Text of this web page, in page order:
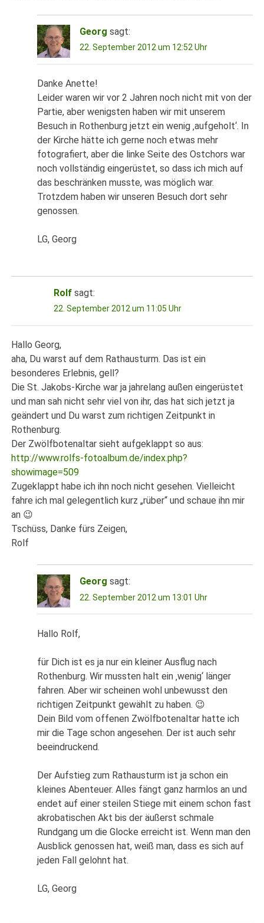
Georg sagt:
22. September 2012 um 12:52 Uhr
Danke Anette!
Leider waren wir vor 2 Jahren noch nicht mit von der
Partie, aber wenigsten haben wir mit unserem
Besuch in Rothenburg jetzt ein wenig ‚aufgeholt‘. In
der Kirche hätte ich gerne noch etwas mehr
fotografiert, aber die linke Seite des Ostchors war
noch vollständig eingerüstet, so dass ich mich auf
das beschränken musste, was möglich war.
Trotzdem haben wir unseren Besuch dort sehr
genossen.
LG, Georg
Rolf sagt:
22. September 2012 um 11:05 Uhr
Hallo Georg,
aha, Du warst auf dem Rathausturm. Das ist ein
besonderes Erlebnis, gell?
Die St. Jakobs-Kirche war ja jahrelang außen eingerüstet
und man sah nicht sehr viel von ihr, das hat sich jetzt ja
geändert und Du warst zum richtigen Zeitpunkt in
Rothenburg.
Der Zwölfbotenaltar sieht aufgeklappt so aus:
http://www.rolfs-fotoalbum.de/index.php?
showimage=509
Zugeklappt habe ich ihn noch nicht gesehen. Vielleicht
fahre ich mal gelegentlich kurz „rüber“ und schaue ihn mir
an 😉
Tschüss, Danke fürs Zeigen,
Rolf
Georg sagt:
22. September 2012 um 13:01 Uhr
Hallo Rolf,
für Dich ist es ja nur ein kleiner Ausflug nach
Rothenburg. Wir mussten halt ein ‚wenig‘ länger
fahren. Aber wir scheinen wohl unbewusst den
richtigen Zeitpunkt gewählt zu haben. 😉
Dein Bild vom offenen Zwölfbotenaltar hatte ich
mir die Tage schon angesehen. Der ist auch sehr
beeindruckend.
Der Aufstieg zum Rathausturm ist ja schon ein
kleines Abenteuer. Alles fängt ganz harmlos an und
endet auf einer steilen Stiege mit einem schon fast
akrobatischen Akt bis der äußerst schmale
Rundgang um die Glocke erreicht ist. Wenn man den
Ausblick genossen hat, weiß man, dass es sich auf
jeden Fall gelohnt hat.
LG, Georg